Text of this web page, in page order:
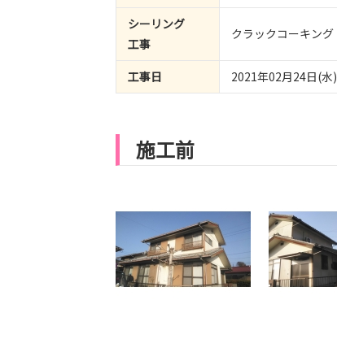
シーリング
工事
クラックコーキング
工事日 2021年02月24日(水)
施工前